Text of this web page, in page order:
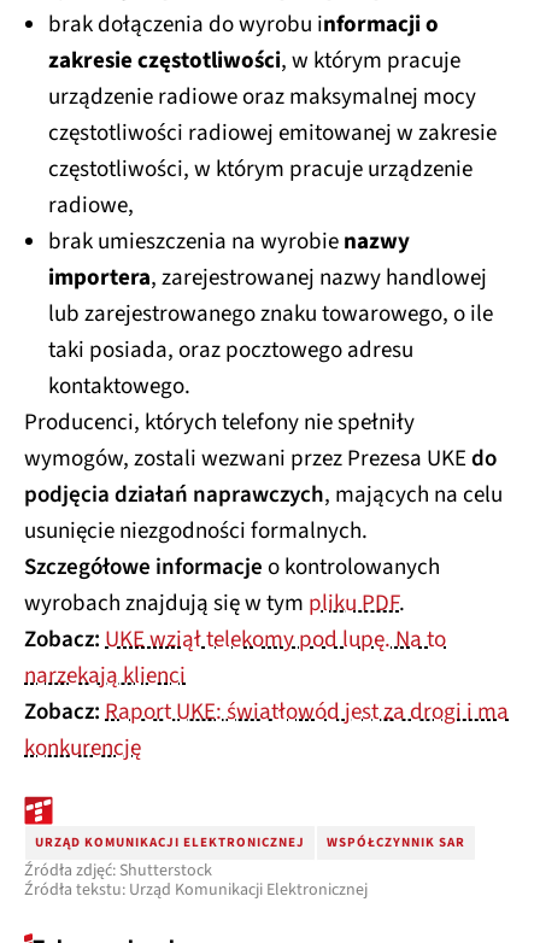
brak dołączenia do wyrobu informacji o
zakresie częstotliwości , w którym pracuje
urządzenie radiowe oraz maksymalnej mocy
częstotliwości radiowej emitowanej w zakresie
częstotliwości, w którym pracuje urządzenie
radiowe,
brak umieszczenia na wyrobienazwy
importera , zarejestrowanej nazwy handlowej
lub zarejestrowanego znaku towarowego, o ile
taki posiada, oraz pocztowego adresu
kontaktowego.
Producenci, których telefony nie spełniły
wymogów, zostali wezwani przez Prezesa UKEdo
podjęcia działań naprawczych , mających na celu
usunięcie niezgodności formalnych.
Szczegółowe informacjeo kontrolowanych
wyrobach znajdują się w tym pliku PDF.
Zobacz: UKE wziął telekomy pod lupę. Na to
narzekają klienci
Zobacz: Raport UKE: światłowód jest za drogi i ma
konkurencję
URZĄD KOMUNIKACJI ELEKTRONICZNEJ WSPÓŁCZYNNIK SAR
Źródła zdjęć: Shutterstock
Źródła tekstu: Urząd Komunikacji Elektronicznej